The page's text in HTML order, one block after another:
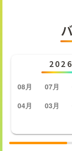
08月 07月
04月
03月